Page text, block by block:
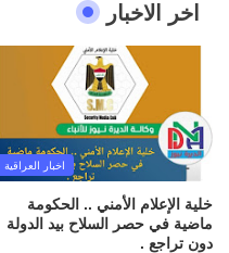
اخر الاخبار
اخبار العراقية
خلية الإعلام الأمني .. الحكومة
ماضية في حصر السلاح بيد الدولة
دون تراجع .